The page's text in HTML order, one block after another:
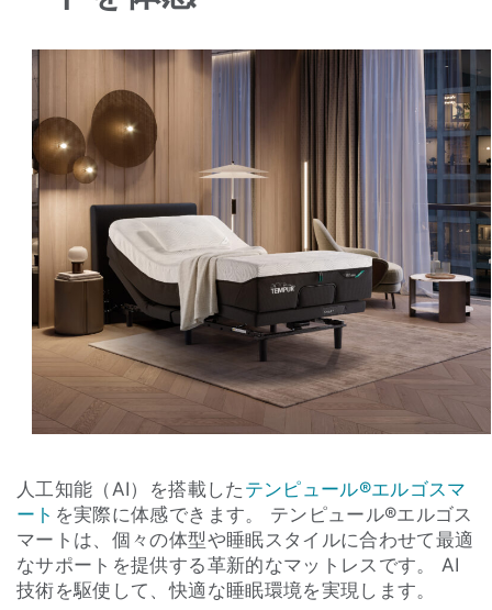
人工知能（AI）を搭載した テンピュール®エルゴスマ
ート を実際に体感できます。 テンピュール®エルゴス
マートは、個々の体型や睡眠スタイルに合わせて最適
なサポートを提供する革新的なマットレスです。 AI
技術を駆使して、快適な睡眠環境を実現します。